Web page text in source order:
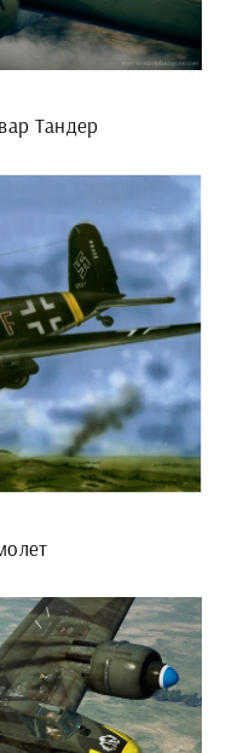
Тандер